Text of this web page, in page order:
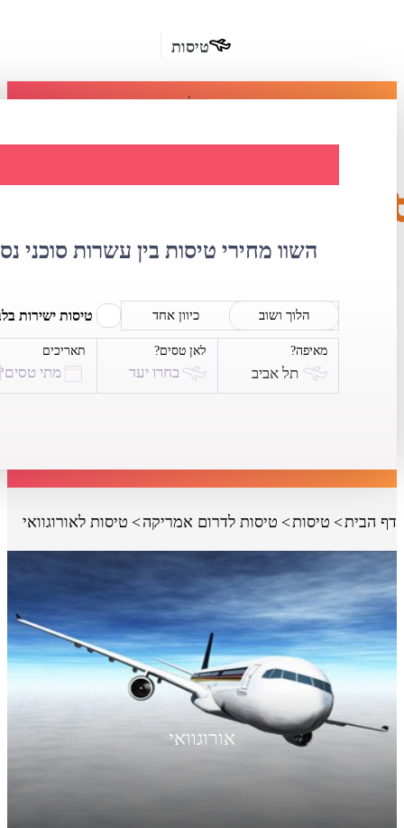
טיסות
מומלץ
בחו"ל
השכרת
רכב
השוו מחירי טיסות בין עשרות סוכני
הלוך ושוב כיוון אחד טיסות ישירות
מאיפה?
תל אביב
לאן טסים?
בחרו יעד
תאריכים
מתי
דף הבית טיסות טיסות לדרום אמריקה טיסות לאורוגוואי
אורוגוואי